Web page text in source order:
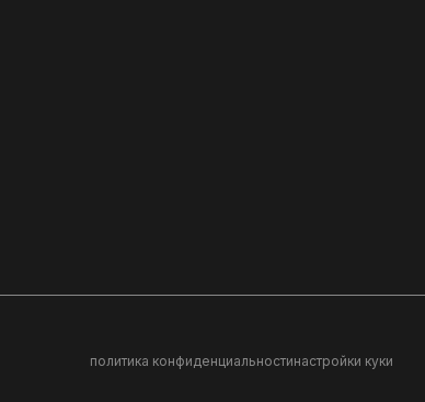
политика конфиденциальностинастройки куки